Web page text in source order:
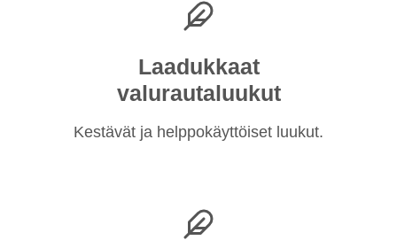
Laadukkaat
valurautaluukut
Kestävät ja helppokäyttöiset luukut.